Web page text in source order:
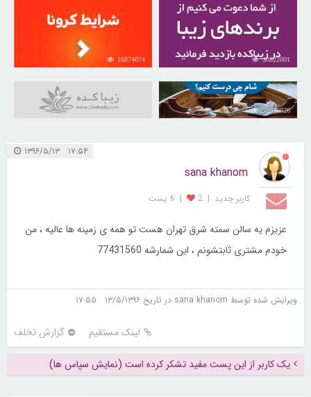
30822001
16874074
31046026
۱۷:۵۴ ۱۳۹۶/۵/۱۳
sana khanom
کاربر جديد |
2
| 6 پست
عزیزم یه سالن سمته شرق تهران هست تو همه ی زمینه ها عالیه ، من
خودم مشتری ثابتشونم ، این شمارشه 77431560
ویرایش شده توسط sana khanom در تاریخ ۱۳/۵/۱۳۹۶ ۱۷:۵۵
لینک مستقیم گزارش تخلف
یک کاربر از این پست مفید تشکر کرده است (نمایش سپاس ها)